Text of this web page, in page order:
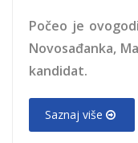
Počeo je
Novosađanka,
kandidat.
Saznaj više